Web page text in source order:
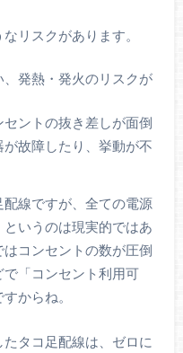
リスクがあります。
発熱・発火のリスクが
ントの抜き差しが面倒
故障したり、挙動が不
線ですが、全ての電源
いうのは現実的ではあ
コンセントの数が圧倒
「コンセント利用可
からね。
タコ足配線は、ゼロに